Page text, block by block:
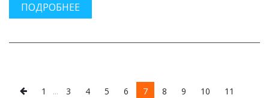
ПОДРОБНЕЕ
1 ... 3 4 5 6 7 8 9 10 11